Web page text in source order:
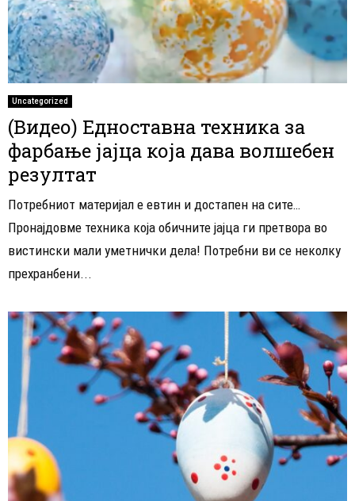
Uncategorized
(Видео) Едноставна техника за
фарбање јајца која дава волшебен
резултат
Потребниот материјал е евтин и достапен на сите…
Пронајдовме техника која обичните јајца ги претвора во
вистински мали уметнички дела! Потребни ви се неколку
прехранбени...